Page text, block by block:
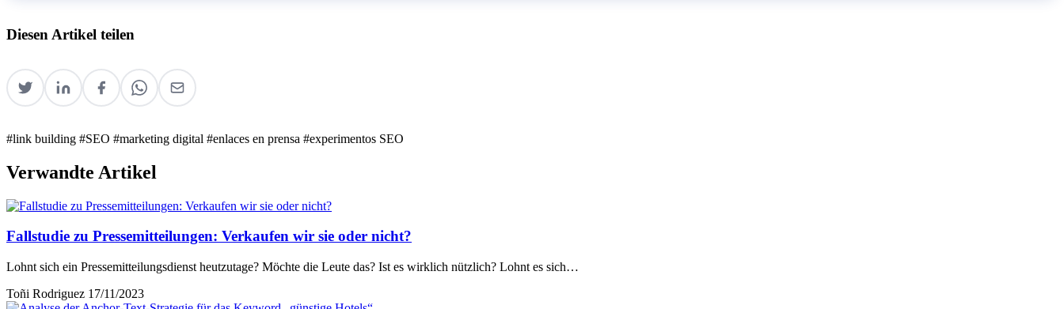
Diesen Artikel teilen
#link building #SEO #marketing digital #enlaces en prensa #experimentos SEO
Verwandte Artikel
Fallstudie zu Pressemitteilungen: Verkaufen wir sie oder nicht?
Lohnt sich ein Pressemitteilungsdienst heutzutage? Möchte die Leute das? Ist es wirklich nützlich? Lohnt es sich…
Toñi Rodriguez 17/11/2023